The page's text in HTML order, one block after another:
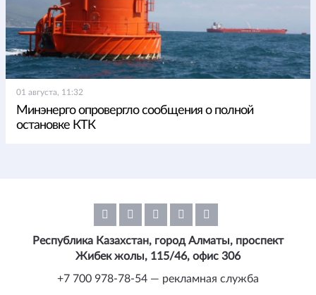
01 августа, 11:32
Минэнерго опровергло сообщения о полной
остановке КТК
Республика Казахстан, город Алматы, проспект
Жибек жолы, 115/46, офис 306
+7 700 978-78-54 — рекламная служба